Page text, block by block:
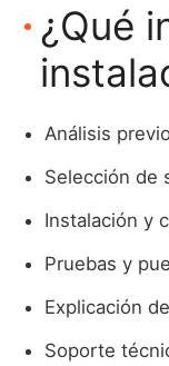
¿Qué
Análisis
Selección de
Instalación y
Pruebas y
Explicación
Soporte